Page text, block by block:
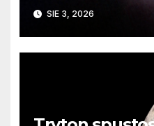
SIE 3, 2026